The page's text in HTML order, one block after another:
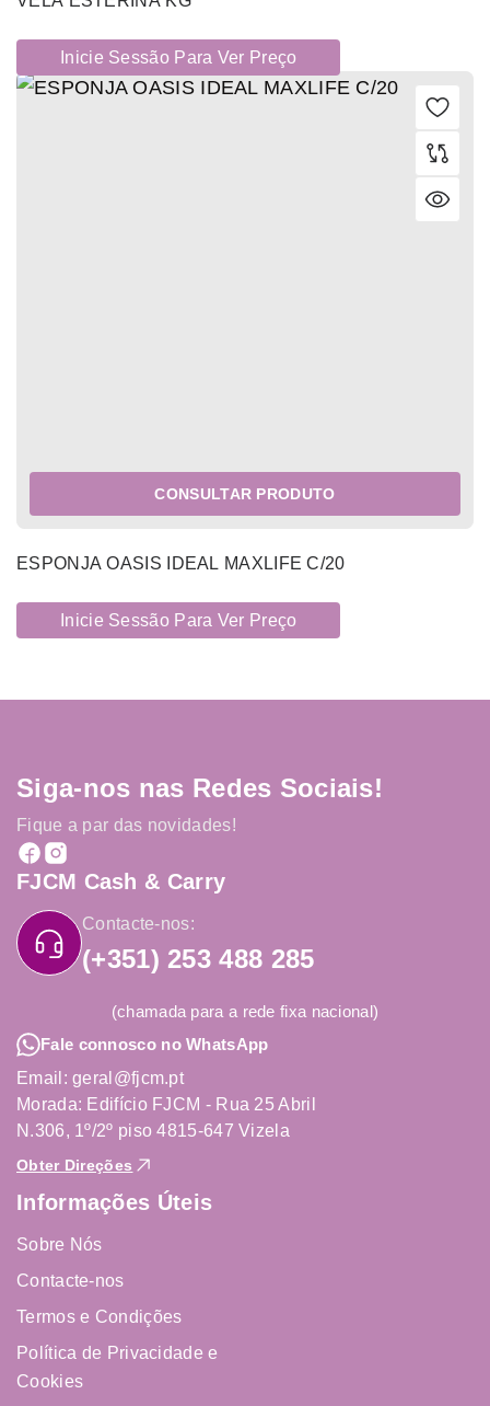
Inicie Sessão Para Ver Preço
CONSULTAR PRODUTO
ESPONJA OASIS IDEAL MAXLIFE C/20
Inicie Sessão Para Ver Preço
Siga-nos nas Redes Sociais!
Fique a par das novidades!
FJCM Cash & Carry
Contacte-nos:
(+351) 253 488 285
(chamada para a rede fixa nacional)
Fale connosco no WhatsApp
Email: geral@fjcm.pt
Morada: Edifício FJCM - Rua 25 Abril
N.306, 1º/2º piso 4815-647 Vizela
Obter Direções
Informações Úteis
Sobre Nós
Contacte-nos
Termos e Condições
Política de Privacidade e
Cookies